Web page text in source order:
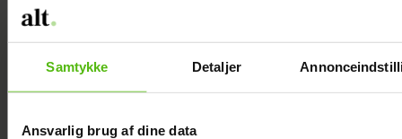
Samtykke Detaljer
Ansvarlig brug af dine data